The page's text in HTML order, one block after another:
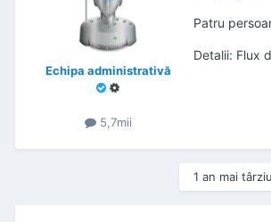
Echipa administrativă
5,7mii
Patru
Detalii: Flux
1 an mai